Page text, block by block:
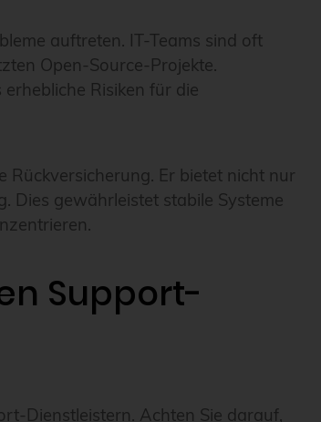
auftreten. IT-Teams sind oft
Open-Source-Projekte.
Risiken für die
Er bietet nicht nur
Dies gewährleistet stabile Systeme
Support-
Dienstleistern. Achten Sie darauf,